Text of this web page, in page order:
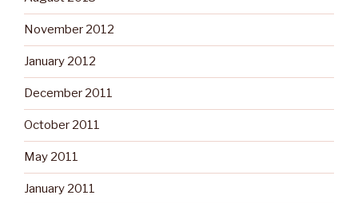
November 2012
January 2012
December 2011
October 2011
May 2011
January 2011